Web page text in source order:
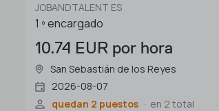
JOBANDTALENT ES
1 º encargado
10.74 EUR por hora
San Sebastián de los Reyes
2026-08-07
quedan 2 puestos
en 2 total